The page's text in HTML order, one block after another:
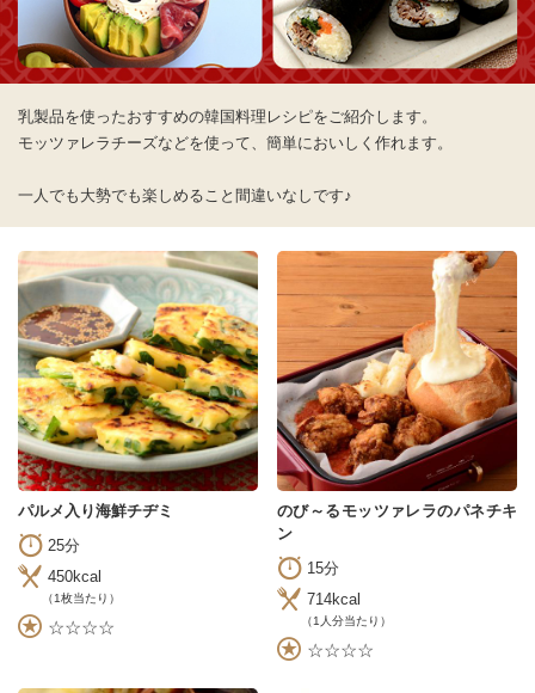
乳製品を使ったおすすめの韓国料理レシピをご紹介します。
モッツァレラチーズなどを使って、簡単においしく作れます。
一人でも大勢でも楽しめること間違いなしです♪
パルメ入り海鮮チヂミ
25分
450kcal
（1枚当たり）
☆☆☆☆
のび～るモッツァレラのパネチキ
ン
15分
714kcal
（1人分当たり）
☆☆☆☆